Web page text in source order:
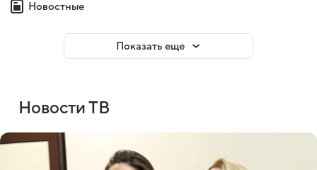
Новостные
Показать еще
Новости ТВ